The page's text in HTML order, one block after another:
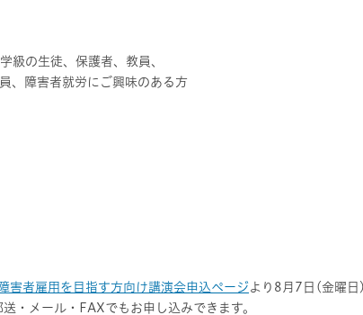
級の生徒、保護者、教員、
、障害者就労にご興味のある方
障害者雇用を目指す方向け講演会申込ページより8月7日(金曜日
・メール・FAXでもお申し込みできます。